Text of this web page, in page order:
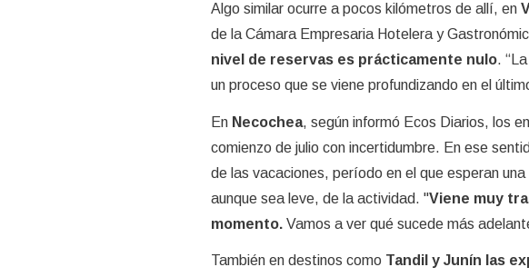
Algo similar ocurre a pocos kilómetros de allí, en
de la Cámara Empresaria Hotelera y
nivel de reservas es prácticamente nulo.
un proceso que se viene profundizando en el
En Necochea, según informó Ecos Diarios, los
comienzo de julio con incertidumbre. En ese
de las vacaciones, período en el que esperan
aunque sea leve, de la actividad. "Viene muy
momento.Vamos a ver qué sucede más
También en destinos comoTandil y Junín las